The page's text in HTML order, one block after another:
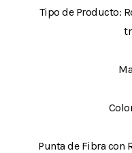
Tipo de Producto:
Punta de Fibra con